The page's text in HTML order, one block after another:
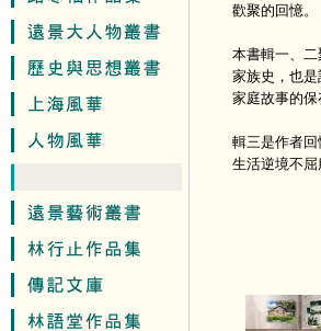
歡聚的回憶。
本書輯一、
家族史，也
家庭故事的
輯三是作者
生活逆境不